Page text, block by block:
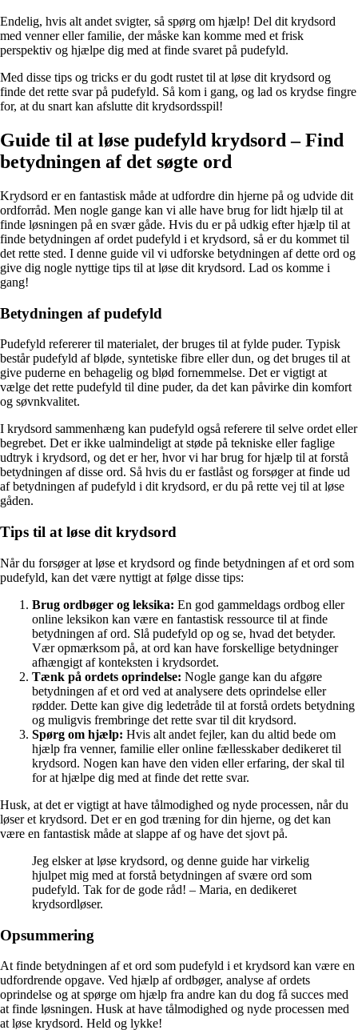
Endelig, hvis alt andet svigter, så spørg om hjælp! Del dit krydsord
med venner eller familie, der måske kan komme med et frisk
perspektiv og hjælpe dig med at finde svaret på pudefyld.
Med disse tips og tricks er du godt rustet til at løse dit krydsord og
finde det rette svar på pudefyld. Så kom i gang, og lad os krydse fingre
for, at du snart kan afslutte dit krydsordsspil!
Guide til at løse pudefyld krydsord – Find
betydningen af det søgte ord
Krydsord er en fantastisk måde at udfordre din hjerne på og udvide dit
ordforråd. Men nogle gange kan vi alle have brug for lidt hjælp til at
finde løsningen på en svær gåde. Hvis du er på udkig efter hjælp til at
finde betydningen af ordet pudefyld i et krydsord, så er du kommet til
det rette sted. I denne guide vil vi udforske betydningen af dette ord og
give dig nogle nyttige tips til at løse dit krydsord. Lad os komme i
gang!
Betydningen af pudefyld
Pudefyld refererer til materialet, der bruges til at fylde puder. Typisk
består pudefyld af bløde, syntetiske fibre eller dun, og det bruges til at
give puderne en behagelig og blød fornemmelse. Det er vigtigt at
vælge det rette pudefyld til dine puder, da det kan påvirke din komfort
og søvnkvalitet.
I krydsord sammenhæng kan pudefyld også referere til selve ordet eller
begrebet. Det er ikke ualmindeligt at støde på tekniske eller faglige
udtryk i krydsord, og det er her, hvor vi har brug for hjælp til at forstå
betydningen af disse ord. Så hvis du er fastlåst og forsøger at finde ud
af betydningen af pudefyld i dit krydsord, er du på rette vej til at løse
gåden.
Tips til at løse dit krydsord
Når du forsøger at løse et krydsord og finde betydningen af et ord som
pudefyld, kan det være nyttigt at følge disse tips:
Brug ordbøger og leksika: En god gammeldags ordbog eller
online leksikon kan være en fantastisk ressource til at finde
betydningen af ord. Slå pudefyld op og se, hvad det betyder.
Vær opmærksom på, at ord kan have forskellige betydninger
afhængigt af konteksten i krydsordet.
Tænk på ordets oprindelse: Nogle gange kan du afgøre
betydningen af et ord ved at analysere dets oprindelse eller
rødder. Dette kan give dig ledetråde til at forstå ordets betydning
og muligvis frembringe det rette svar til dit krydsord.
Spørg om hjælp: Hvis alt andet fejler, kan du altid bede om
hjælp fra venner, familie eller online fællesskaber dedikeret til
krydsord. Nogen kan have den viden eller erfaring, der skal til
for at hjælpe dig med at finde det rette svar.
Husk, at det er vigtigt at have tålmodighed og nyde processen, når du
løser et krydsord. Det er en god træning for din hjerne, og det kan
være en fantastisk måde at slappe af og have det sjovt på.
Jeg elsker at løse krydsord, og denne guide har virkelig
hjulpet mig med at forstå betydningen af svære ord som
pudefyld. Tak for de gode råd! – Maria, en dedikeret
krydsordløser.
Opsummering
At finde betydningen af et ord som pudefyld i et krydsord kan være en
udfordrende opgave. Ved hjælp af ordbøger, analyse af ordets
oprindelse og at spørge om hjælp fra andre kan du dog få succes med
at finde løsningen. Husk at have tålmodighed og nyde processen med
at løse krydsord. Held og lykke!